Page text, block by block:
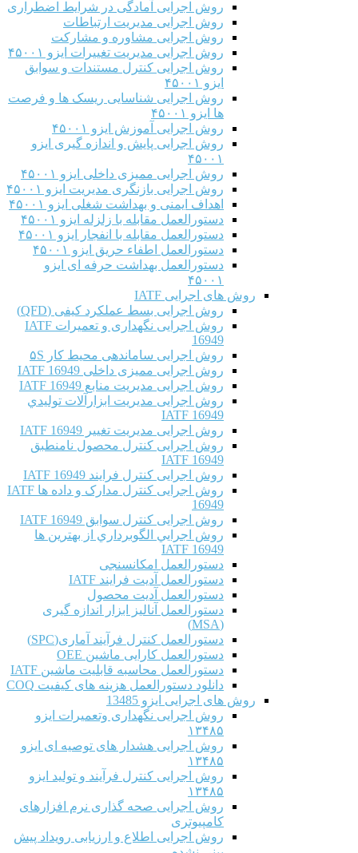
روش اجرایی آمادگی در شرایط اضطراری
روش اجرایی مدیریت ارتباطات
روش اجرایی مشاوره و مشارکت
روش اجرایی مدیریت تغییرات ایزو ۴۵۰۰۱
روش اجرایی کنترل مستندات و سوابق
ایزو ۴۵۰۰۱
روش اجرایی شناسایی ریسک ها و فرصت
ها ایزو ۴۵۰۰۱
روش اجرایی آموزش ایزو ۴۵۰۰۱
روش اجرایی پایش و اندازه گیری ایزو
۴۵۰۰۱
روش اجرایی ممیزی داخلی ایزو ۴۵۰۰۱
روش اجرایی بازنگری مدیریت ایزو ۴۵۰۰۱
اهداف ایمنی و بهداشت شغلی ایزو ۴۵۰۰۱
دستورالعمل مقابله با زلزله ایزو ۴۵۰۰۱
دستورالعمل مقابله با انفجار ایزو ۴۵۰۰۱
دستورالعمل اطفاء حریق ایزو ۴۵۰۰۱
دستورالعمل بهداشت حرفه ای ایزو
۴۵۰۰۱
روش های اجرایی IATF
روش اجرایی بسط عملکرد کیفی (QFD)
روش اجرایی نگهداری و تعمیرات IATF
16949
روش اجرایی ساماندهی محیط کار ۵S
روش اجرایی ممیزی داخلی IATF 16949
روش اجرایی مدیریت منابع IATF 16949
روش اجرایی مديريت ابزارآلات توليدي
IATF 16949
روش اجرایی مدیریت تغییر IATF 16949
روش اجرایی کنترل محصول نامنطبق
IATF 16949
روش اجرایی کنترل فرایند IATF 16949
روش اجرایی کنترل مدارک و داده ها IATF
16949
روش اجرایی کنترل سوابق IATF 16949
روش اجرايي الگوبرداري از بهترين ها
IATF 16949
دستورالعمل امکانسنجی
دستورالعمل آدیت فرایند IATF
دستورالعمل آدیت محصول
دستورالعمل آنالیز ابزار اندازه گیری
(MSA)
دستورالعمل کنترل فرآیند آماری(SPC)
دستورالعمل کارایی ماشین OEE
دستورالعمل محاسبه قابلیت ماشین IATF
دانلود دستورالعمل هزینه های کیفیت COQ
روش های اجرایی ایزو 13485
روش اجرایی نگهداری وتعمیرات ایزو
۱۳۴۸۵
روش اجرایی هشدار های توصیه ای ایزو
۱۳۴۸۵
روش اجرایی کنترل فرآیند و تولید ایزو
۱۳۴۸۵
روش اجرایی صحه گذاری نرم افزارهای
کامپیوتری
روش اجرایی اطلاع و ارزیابی رویداد پیش